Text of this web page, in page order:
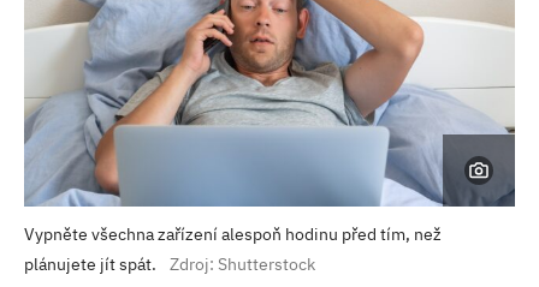
Vypněte všechna zařízení alespoň hodinu před tím, než
plánujete jít spát.
Zdroj: Shutterstock